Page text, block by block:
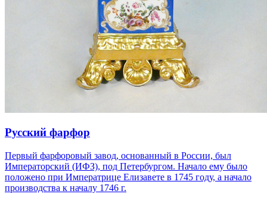
Русский фарфор
Первый фарфоровый завод, основанный в России, был
Императорский (ИФЗ), под Петербургом. Начало ему было
положено при Императрице Елизавете в 1745 году, а начало
производства к началу 1746 г.